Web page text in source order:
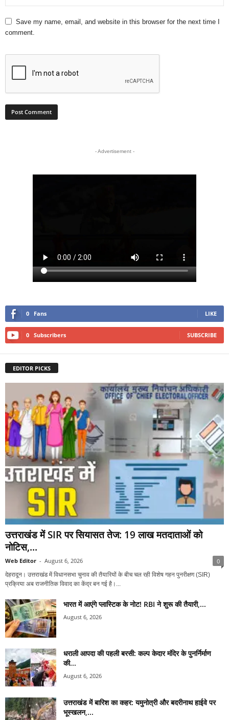
Save my name, email, and website in this browser for the next time I
comment.
- Advertisement -
0 Fans LIKE
0 Subscribers SUBSCRIBE
EDITOR PICKS
उत्तराखंड में SIR पर सियासत तेज: 19 लाख मतदाताओं को
नोटिस,...
Web Editor - August 6, 2026 0
देहरादून। उत्तराखंड में विधानसभा चुनाव की तैयारियों के बीच चल रही विशेष गहन पुनरीक्षण (SIR)
प्रक्रिया अब राजनीतिक विवाद का केंद्र बन गई है।...
भारत में आएंगे प्लास्टिक के नोट! RBI ने शुरू की तैयारी,...
August 6, 2026
धराली आपदा की पहली बरसी: कल्प केदार मंदिर के पुनर्निर्माण
की...
August 6, 2026
उत्तराखंड में बारिश का कहर: यमुनोत्री और बदरीनाथ हाईवे पर
भूस्खलन,...